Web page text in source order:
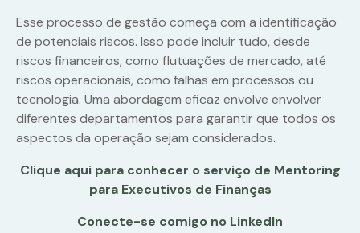
Esse processo de gestão começa com a identificação
de potenciais riscos. Isso pode incluir tudo, desde
riscos financeiros, como flutuações de mercado, até
riscos operacionais, como falhas em processos ou
tecnologia. Uma abordagem eficaz envolve envolver
diferentes departamentos para garantir que todos os
aspectos da operação sejam considerados.
Clique aqui para conhecer o serviço de Mentoring
para Executivos de Finanças
Conecte-se comigo no LinkedIn